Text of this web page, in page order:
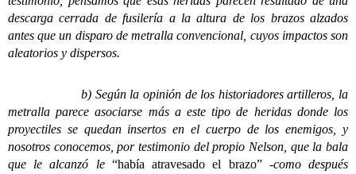
descarga cerrada de fusilería a la altura de los brazos alzados
antes que un disparo de metralla convencional, cuyos impactos son
aleatorios y dispersos.
b) Según la opinión de los historiadores artilleros, la
metralla parece asociarse más a este tipo de heridas donde los
proyectiles se quedan insertos en el cuerpo de los enemigos, y
nosotros conocemos, por testimonio del propio Nelson, que la bala
que le alcanzó le “había atravesado el brazo” -como después